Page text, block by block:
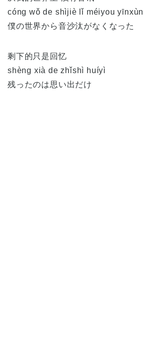
cóng wǒ de shìjiè lǐ méiyou yīnxùn
僕の世界から音沙汰がなくなった
剩下的只是回忆
shèng xià de zhǐshì huíyì
残ったのは思い出だけ